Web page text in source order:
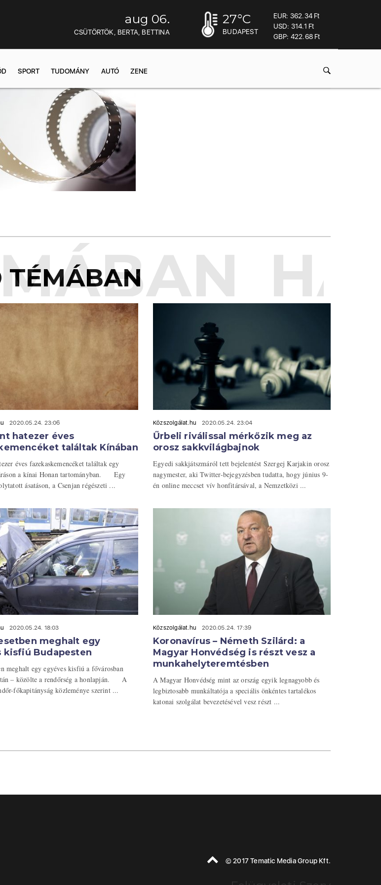
aug 06.
CSÜTÖRTÖK, BERTA, BETTINA
27°C
BUDAPEST
EUR: 362.34 Ft
USD: 314.1 Ft
GBP: 422.68 Ft
SPORT TUDOMÁNY AUTÓ ZENE
TÉMÁBAN
2020.05.24. 23:06
hatezer éves
találtak Kínában
éves fazekaskemencéket találtak egy
a kínai Honan tartományban. Egy
ásatáson, a Csenjan régészeti ...
Közszolgálat.hu 2020.05.24. 23:04
Űrbeli riválissal mérkőzik meg az
orosz sakkvilágbajnok
Egyedi sakkjátszmáról tett bejelentést Szergej Karjakin orosz
nagymester, aki Twitter-bejegyzésben tudatta, hogy június 9-
én online meccset vív honfitársával, a Nemzetközi ...
2020.05.24. 18:03
meghalt egy
kisfiú Budapesten
meghalt egy egyéves kisfiú a fővárosban
– közölte a rendőrség a honlapján. A
főkapitányság közleménye szerint ...
Közszolgálat.hu 2020.05.24. 17:39
Koronavírus – Németh Szilárd: a
Magyar Honvédség is részt vesz a
munkahelyteremtésben
A Magyar Honvédség mint az ország egyik legnagyobb és
legbiztosabb munkáltatója a speciális önkéntes tartalékos
katonai szolgálat bevezetésével vesz részt ...
© 2017 Tematic Media Group Kft.